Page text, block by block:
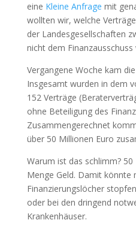
eine Kleine Anfrage mit
wollten wir, welche
der Landesgesellschaften
nicht dem
Vergangene Woche kam
Insgesamt wurden in dem
152 Verträge
ohne Beteiligung des
Zusammengerechnet
über 50 Millionen Euro
Warum ist das schlimm?
Menge Geld. Damit könnte
Finanzierungslöcher
oder bei den dringend
Krankenhäuser.